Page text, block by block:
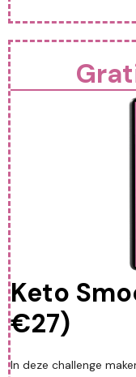
Keto
€27)
In deze challenge